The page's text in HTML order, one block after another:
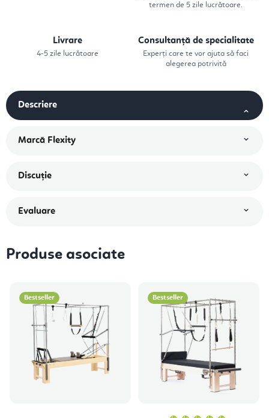
termen de 5 zile lucrătoare.
Livrare
4-5 zile lucrătoare
Consultanță de specialitate
Experți care te vor ajuta să faci
alegerea potrivită
Descriere
Marcă Flexity
Discuţie
Evaluare
Produse asociate
Bestseller Bestseller